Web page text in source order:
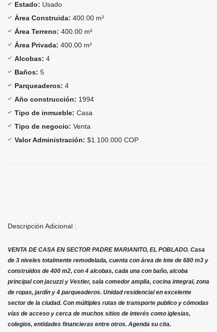
Estado: Usado
Área Construida: 400.00 m²
Área Terreno: 400.00 m²
Área Privada: 400.00 m²
Alcobas: 4
Baños: 5
Parqueaderos: 4
Año construcción: 1994
Tipo de inmueble: Casa
Tipo de negocio: Venta
Valor Administración: $1.100.000 COP
Descripción Adicional :
VENTA DE CASA EN SECTOR PADRE MARIANITO, EL POBLADO. Casa
de 3 niveles totalmente remodelada, cuenta con área de lote de 680 m3 y
construidos de 400 m2, con 4 alcobas, cada una con baño, alcoba
principal con jacuzzi y Vestier, sala comedor amplia, cocina integral, zona
de ropas, jardín y 4 parqueaderos. Unidad residencial en excelente
sector de la ciudad. Con múltiples rutas de transporte publico y cómodas
vías de acceso y cerca de muchos sitios de interés como iglesias,
colegios, entidades financieras entre otros. Agenda su cita.